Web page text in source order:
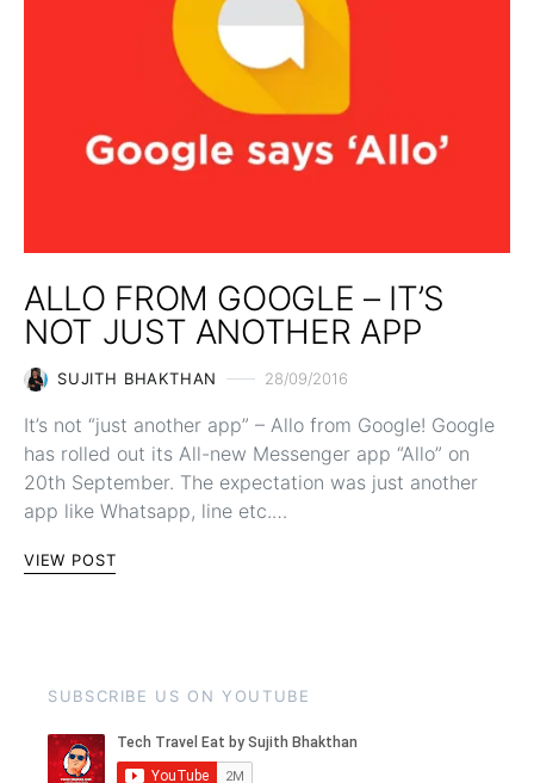
ALLO FROM GOOGLE – IT’S
NOT JUST ANOTHER APP
SUJITH BHAKTHAN 28/09/2016
It’s not “just another app” – Allo from Google! Google
has rolled out its All-new Messenger app “Allo” on
20th September. The expectation was just another
app like Whatsapp, line etc.…
VIEW POST
SUBSCRIBE US ON YOUTUBE